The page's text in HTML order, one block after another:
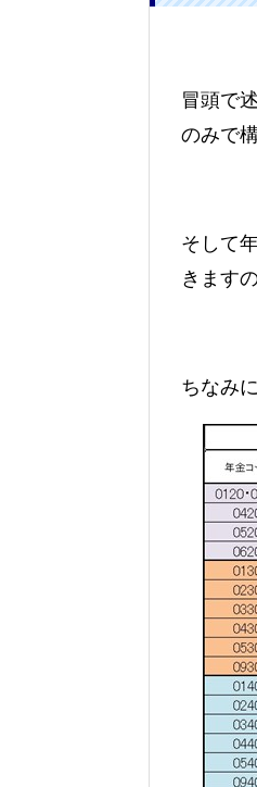
冒頭で
のみで
そして
きます
ちなみ